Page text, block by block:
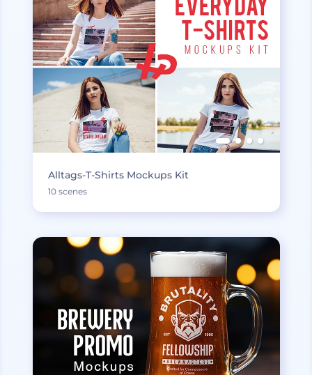
Alltags-T-Shirts Mockups Kit
10 scenes